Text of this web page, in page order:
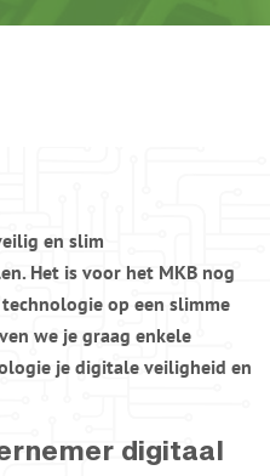
en slim
Het is voor het MKB nog
op een slimme
we je graag enkele
je digitale veiligheid en
digitaal